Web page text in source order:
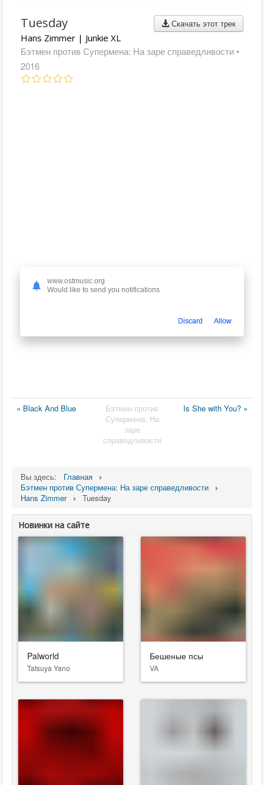
Скачать этот трек
Tuesday
Hans Zimmer | Junkie XL
Бэтмен против Супермена: На заре справедливости •
2016
« Black And Blue
Бэтмен против
Супермена: На
заре
справедливости
Is She with You? »
Вы здесь:
Главная
Бэтмен против Супермена: На заре справедливости
Hans Zimmer
Tuesday
Новинки на сайте
Palworld
Tatsuya Yano
Бешеные псы
VA
www.ostmusic.org
Would like to send you notifications
Discard Allow